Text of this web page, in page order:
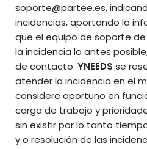
soporte@partee.es,
incidencias, aportando la
que el equipo de soporte de
la incidencia lo antes
de contacto. YNEEDS se
atender la incidencia en el
considere oportuno en
carga de trabajo y
sin existir por lo tanto
y o resolución de las